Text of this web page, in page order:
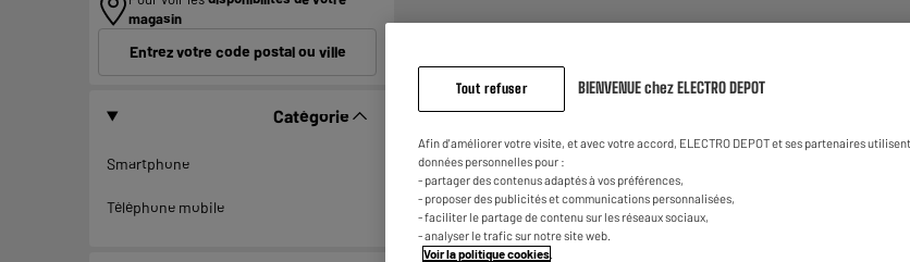
magasin
Entrez votre code postal ou ville
Catégorie
Smartphone
Téléphone mobile
A
Smartphone XIAOMI Redmi
256Go Noir
★★★★★
★★★★★
Tout refuser BIENVENUE chez ELECTRO DEPOT
Afin d'améliorer votre visite, et avec votre accord, ELECTRO DEPOT et ses partenaires
données personnelles pour :
- partager des contenus adaptés à vos préférences,
- proposer des publicités et communications personnalisées,
- faciliter le partage de contenu sur les réseaux sociaux,
- analyser le trafic sur notre site web.
Voir la politique cookies